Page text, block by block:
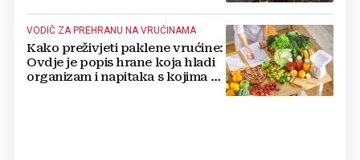
VODIČ ZA PREHRANU NA VRUĆINAMA
Kako preživjeti paklene vrućine:
Ovdje je popis hrane koja hladi
organizam i napitaka s kojima si